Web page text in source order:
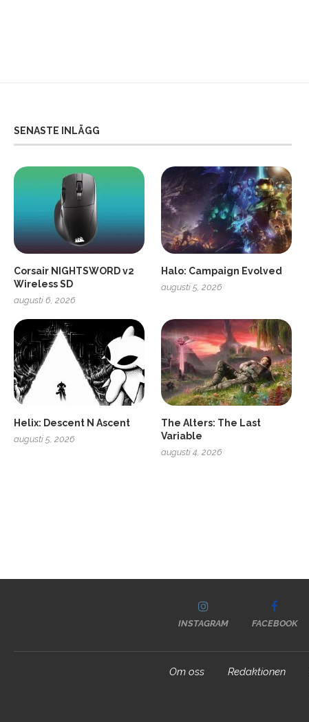
SENASTE INLÄGG
Corsair NIGHTSWORD v2
Wireless SD
augusti 6, 2026
Halo: Campaign Evolved
augusti 5, 2026
Helix: Descent N Ascent
augusti 5, 2026
The Alters: The Last
Variable
augusti 4, 2026
INSTAGRAM FACEBOOK
Om oss Redaktionen